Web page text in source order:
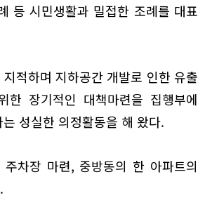
등 시민생활과 밀접한 조례를 대표
적하며 지하공간 개발로 인한 유출
장기적인 대책마련을 집행부에
성실한 의정활동을 해 왔다.
차장 마련, 중방동의 한 아파트의